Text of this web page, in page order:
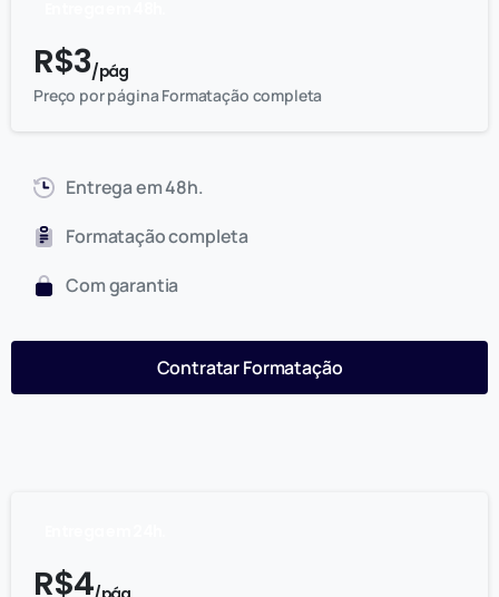
R$3/ pág
Preço por página Formatação completa
Entrega em 48h.
Formatação completa
Com garantia
Contratar Formatação
R$4